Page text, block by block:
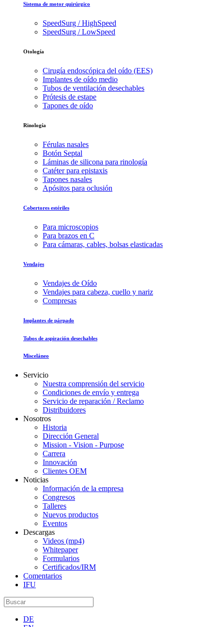
Sistema de motor quirúrgico
SpeedSurg / HighSpeed
SpeedSurg / LowSpeed
Otología
Cirugía endoscópica del oído (EES)
Implantes de oído medio
Tubos de ventilación desechables
Prótesis de estape
Tapones de oído
Rinología
Férulas nasales
Botón Septal
Láminas de silicona para rinología
Catéter para epistaxis
Tapones nasales
Apósitos para oclusión
Cobertores estériles
Para microscopios
Para brazos en C
Para cámaras, cables, bolsas elasticadas
Vendajes
Vendajes de Oído
Vendajes para cabeza, cuello y nariz
Compresas
Implantes de párpado
Tubos de aspiración desechables
Misceláneo
Servicio
Nuestra comprensión del servicio
Condiciones de envío y entrega
Servicio de reparación / Reclamo
Distribuidores
Nosotros
Historia
Dirección General
Mission - Vision - Purpose
Carrera
Innovación
Clientes OEM
Noticias
Información de la empresa
Congresos
Talleres
Nuevos productos
Eventos
Descargas
Videos (mp4)
Whitepaper
Formularios
Certificados/IRM
Comentarios
IFU
DE